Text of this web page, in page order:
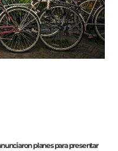
planes para presentar